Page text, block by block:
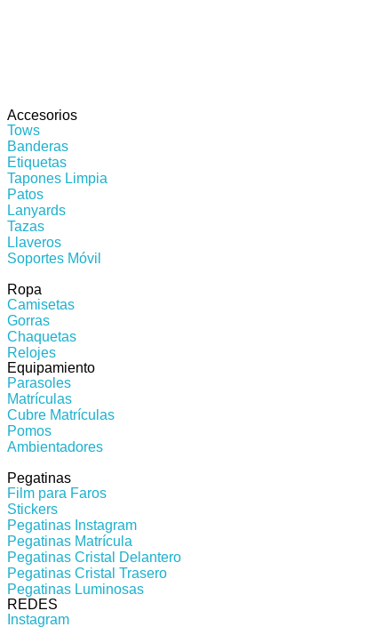
Accesorios
Tows
Banderas
Etiquetas
Tapones Limpia
Patos
Lanyards
Tazas
Llaveros
Soportes Móvil
Ropa
Camisetas
Gorras
Chaquetas
Relojes
Equipamiento
Parasoles
Matrículas
Cubre Matrículas
Pomos
Ambientadores
Pegatinas
Film para Faros
Stickers
Pegatinas Instagram
Pegatinas Matrícula
Pegatinas Cristal Delantero
Pegatinas Cristal Trasero
Pegatinas Luminosas
REDES​
Instagram